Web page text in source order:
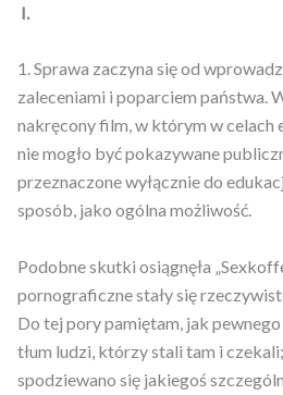
I.
1. Sprawa zaczyna się od
zaleceniami i poparciem państwa.
nakręcony film, w którym w celach
nie mogło być pokazywane
przeznaczone wyłącznie do
sposób, jako ogólna możliwość.
Podobne skutki osiągnęła
pornograficzne stały się
Do tej pory pamiętam, jak
tłum ludzi, którzy stali tam i
spodziewano się jakiegoś